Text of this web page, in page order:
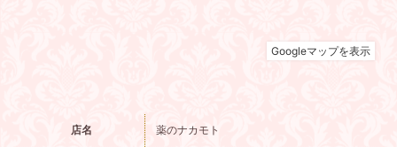
店名 薬のナカモト